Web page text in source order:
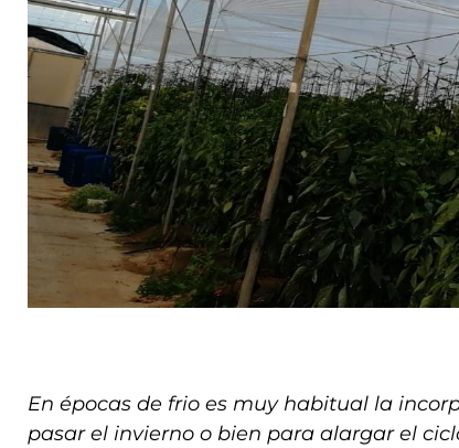
En épocas de frio es muy habitual la
pasar el invierno o bien para alargar el